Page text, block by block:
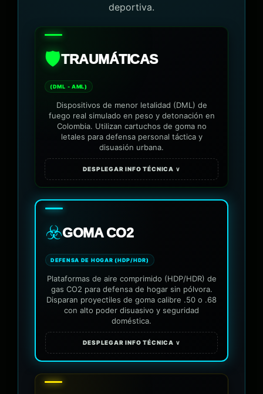
deportiva.
🛡️TRAUMÁTICAS
(DML - AML)
Dispositivos de menor letalidad (DML) de
fuego real simulado en peso y detonación en
Colombia. Utilizan cartuchos de goma no
letales para defensa personal táctica y
disuasión urbana.
DESPLEGAR INFO TÉCNICA ∨
☣️GOMA CO2
DEFENSA DE HOGAR (HDP/HDR)
Plataformas de aire comprimido (HDP/HDR) de
gas CO2 para defensa de hogar sin pólvora.
Disparan proyectiles de goma calibre .50 o .68
con alto poder disuasivo y seguridad
doméstica.
DESPLEGAR INFO TÉCNICA ∨